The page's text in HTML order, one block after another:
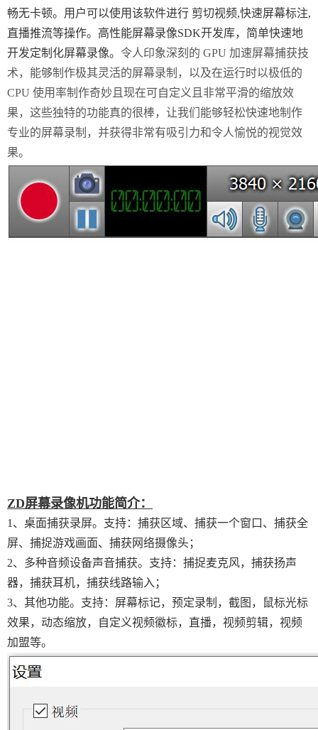
畅无卡顿。用户可以使用该软件进行 剪切视频,快速屏幕标注,
直播推流等操作。高性能屏幕录像SDK开发库，简单快速地
开发定制化屏幕录像。 令人印象深刻的 GPU 加速屏幕捕获技
术，能够制作极其灵活的屏幕录制，以及在运行时以极低的
CPU 使用率制作奇妙且现在可自定义且非常平滑的缩放效
果，这些独特的功能真的很棒，让我们能够轻松快速地制作
专业的屏幕录制，并获得非常有吸引力和令人愉悦的视觉效
果。
ZD屏幕录像机功能简介：
1、桌面捕获录屏。支持：捕获区域、捕获一个窗口、捕获全
屏、捕捉游戏画面、捕获网络摄像头；
2、多种音频设备声音捕获。支持：捕捉麦克风，捕获扬声
器，捕获耳机，捕获线路输入；
3、其他功能。支持：屏幕标记，预定录制，截图，鼠标光标
效果，动态缩放，自定义视频徽标，直播，视频剪辑，视频
加盟等。